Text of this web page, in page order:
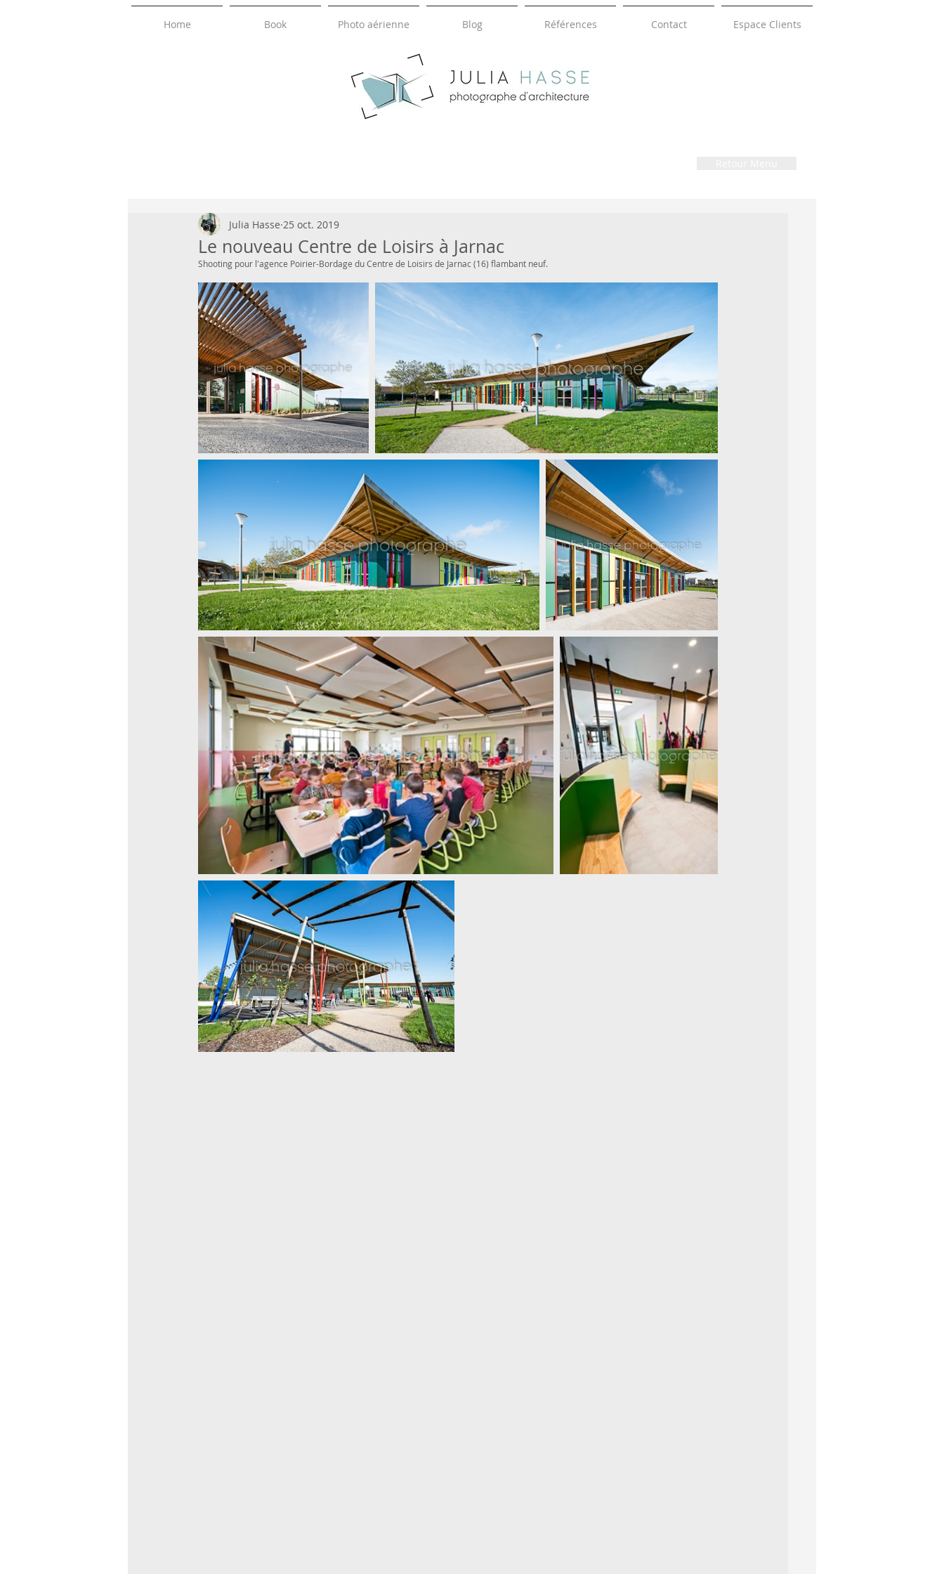
Home Book Photo aérienne Blog Références Contact Espace Clients
JULIA
photographie d'architecture
Le nouveau Centre de Loisirs à Jarnac
Julia Hasse 25 oct. 2019
Shooting pour l'agence Poirier-Bordage du Centre de Loisirs de Jarnac (16) flambant neuf.